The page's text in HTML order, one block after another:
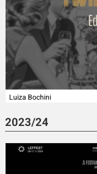
Luiza Bochini
2023/24